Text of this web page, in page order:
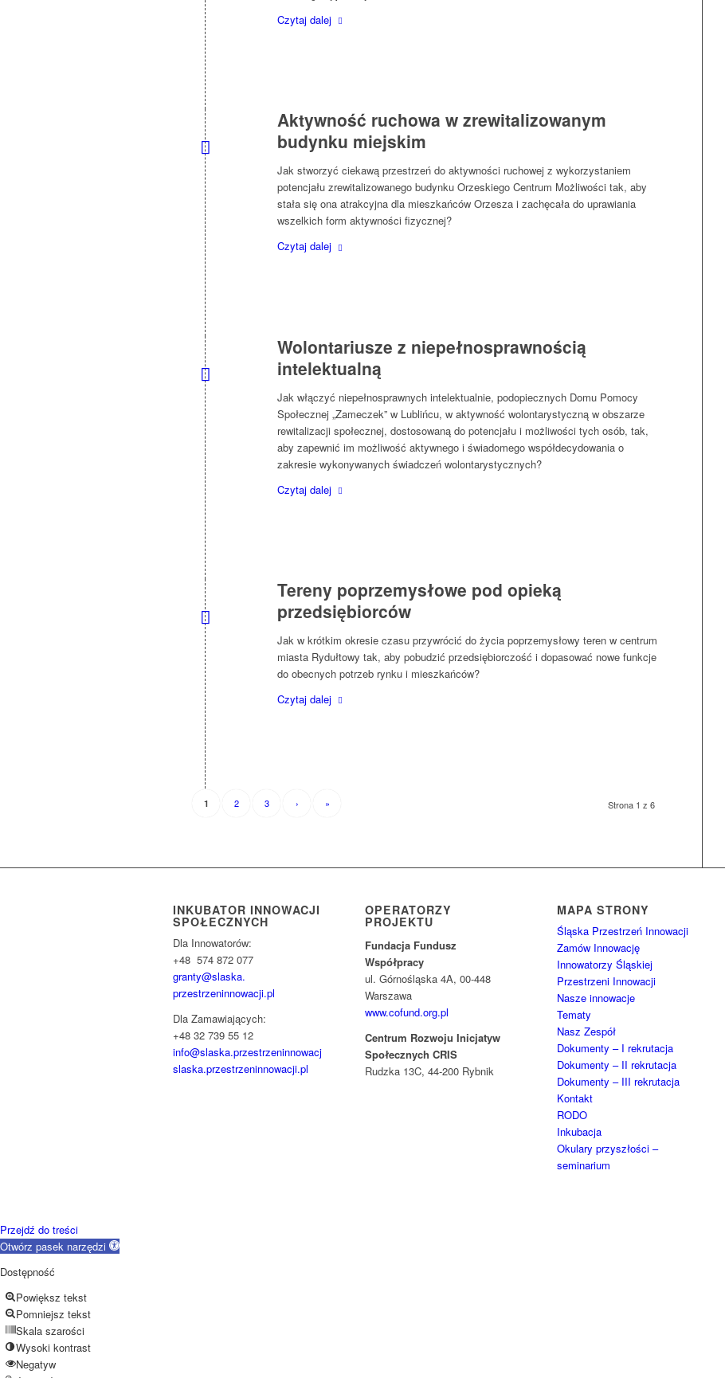
Czytaj dalej
Aktywność ruchowa w zrewitalizowanym
budynku miejskim
Jak stworzyć ciekawą przestrzeń do aktywności ruchowej z wykorzystaniem
potencjału zrewitalizowanego budynku Orzeskiego Centrum Możliwości tak, aby
stała się ona atrakcyjna dla mieszkańców Orzesza i zachęcała do uprawiania
wszelkich form aktywności fizycznej?
Czytaj dalej
Wolontariusze z niepełnosprawnością
intelektualną
Jak włączyć niepełnosprawnych intelektualnie, podopiecznych Domu Pomocy
Społecznej „Zameczek” w Lublińcu, w aktywność wolontarystyczną w obszarze
rewitalizacji społecznej, dostosowaną do potencjału i możliwości tych osób, tak,
aby zapewnić im możliwość aktywnego i świadomego współdecydowania o
zakresie wykonywanych świadczeń wolontarystycznych?
Czytaj dalej
Tereny poprzemysłowe pod opieką
przedsiębiorców
Jak w krótkim okresie czasu przywrócić do życia poprzemysłowy teren w centrum
miasta Rydułtowy tak, aby pobudzić przedsiębiorczość i dopasować nowe funkcje
do obecnych potrzeb rynku i mieszkańców?
Czytaj dalej
Strona 1 z 6
1 2 3 › »
INKUBATOR INNOWACJI
SPOŁECZNYCH
Dla Innowatorów:
+48 574 872 077
granty@slaska.
przestrzeninnowacji.pl
Dla Zamawiających:
+48 32 739 55 12
info@slaska.przestrzeninnowacji.pl
slaska.przestrzeninnowacji.pl
OPERATORZY
PROJEKTU
Fundacja Fundusz
Współpracy
ul. Górnośląska 4A, 00-448
Warszawa
www.cofund.org.pl
Centrum Rozwoju Inicjatyw
Społecznych CRIS
Rudzka 13C, 44-200 Rybnik
MAPA STRONY
Śląska Przestrzeń Innowacji
Zamów Innowację
Innowatorzy Śląskiej
Przestrzeni Innowacji
Nasze innowacje
Tematy
Nasz Zespół
Dokumenty – I rekrutacja
Dokumenty – II rekrutacja
Dokumenty – III rekrutacja
Kontakt
RODO
Inkubacja
Okulary przyszłości –
seminarium
Przejdź do treści
Otwórz pasek narzędzi
Dostępność
Powiększ tekst
Pomniejsz tekst
Skala szarości
Wysoki kontrast
Negatyw